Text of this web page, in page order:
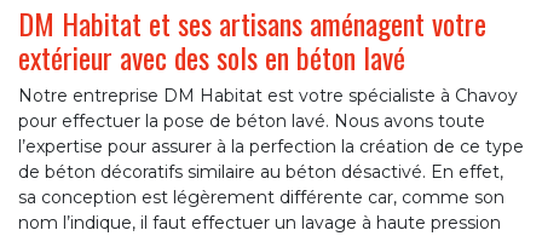
DM Habitat et ses artisans aménagent votre
extérieur avec des sols en béton lavé
Notre entreprise DM Habitat est votre spécialiste à Chavoy
pour effectuer la pose de béton lavé. Nous avons toute
l’expertise pour assurer à la perfection la création de ce type
de béton décoratifs similaire au béton désactivé. En effet,
sa conception est légèrement différente car, comme son
nom l’indique, il faut effectuer un lavage à haute pression